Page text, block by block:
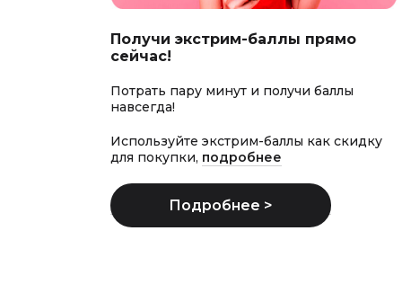
Получи экстрим-баллы прямо
сейчас!
Потрать пару минут и получи баллы
навсегда!
Используйте экстрим-баллы как скидку
для покупки, подробнее